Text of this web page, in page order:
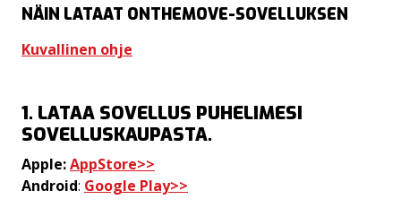
NÄIN LATAAT ONTHEMOVE-SOVELLUKSEN
Kuvallinen ohje
1. LATAA SOVELLUS PUHELIMESI
SOVELLUSKAUPASTA.
Apple:AppStore>>
Android: Google Play>>
SUIHKURUSKETUKSET
TAUKO JA IRTISANOMINEN
ESTEETTÖMYYSTIEDOT